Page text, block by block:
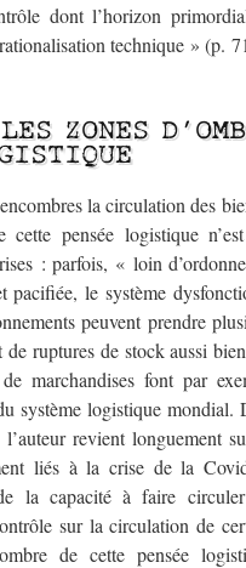
dont l’horizon
technique » (p.
ZONES
la circulation des
cette pensée logistique
: parfois, « loin
pacifiée, le système
peuvent prendre
ruptures de stock aussi
marchandises font par
système logistique mondial.
revient longuement
liés à la crise de la
la capacité à faire
sur la circulation de
de cette pensée